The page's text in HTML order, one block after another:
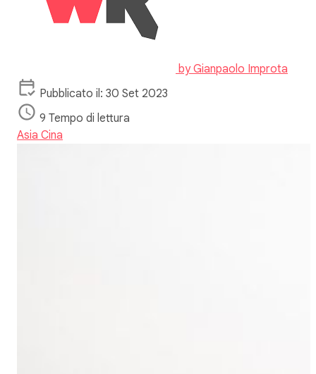
byGianpaolo Improta
Pubblicato il: 30 Set 2023
9 Tempo di lettura
Asia Cina